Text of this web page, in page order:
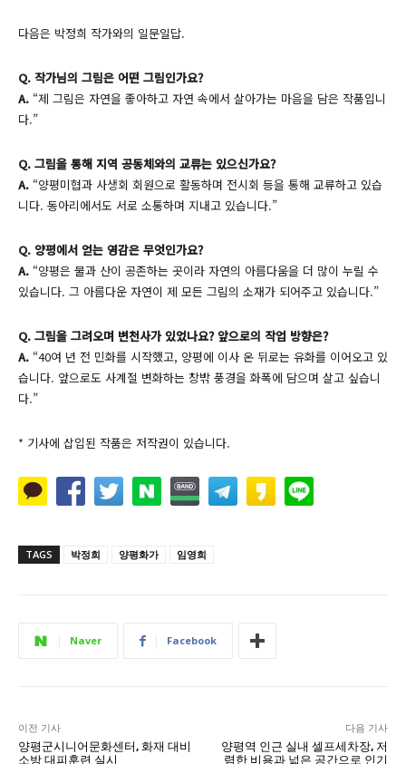
다음은 박정희 작가와의 일문일답.
Q. 작가님의 그림은 어떤 그림인가요?
A. “제 그림은 자연을 좋아하고 자연 속에서 살아가는 마음을 담은 작품입니
다.”
Q. 그림을 통해 지역 공동체와의 교류는 있으신가요?
A. “양평미협과 사생회 회원으로 활동하며 전시회 등을 통해 교류하고 있습
니다. 동아리에서도 서로 소통하며 지내고 있습니다.”
Q. 양평에서 얻는 영감은 무엇인가요?
A. “양평은 물과 산이 공존하는 곳이라 자연의 아름다움을 더 많이 누릴 수
있습니다. 그 아름다운 자연이 제 모든 그림의 소재가 되어주고 있습니다.”
Q. 그림을 그려오며 변천사가 있었나요? 앞으로의 작업 방향은?
A. “40여 년 전 민화를 시작했고, 양평에 이사 온 뒤로는 유화를 이어오고 있
습니다. 앞으로도 사계절 변화하는 창밖 풍경을 화폭에 담으며 살고 싶습니
다.”
* 기사에 삽입된 작품은 저작권이 있습니다.
TAGS 박정희 양평화가 임영희
Naver Facebook
이전 기사
양평군시니어문화센터, 화재 대비
소방 대피훈련 실시
다음 기사
양평역 인근 실내 셀프세차장, 저
렴한 비용과 넓은 공간으로 인기